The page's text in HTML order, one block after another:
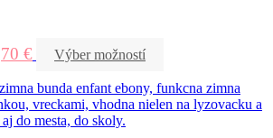
€
Výber možností